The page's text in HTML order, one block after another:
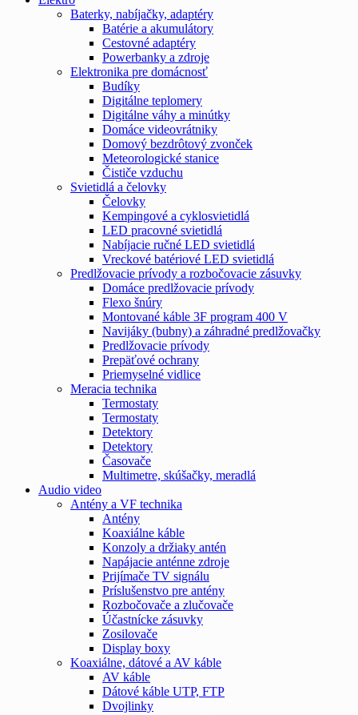
Baterky, nabíjačky, adaptéry
Batérie a akumulátory
Cestovné adaptéry
Powerbanky a zdroje
Elektronika pre domácnosť
Budíky
Digitálne teplomery
Digitálne váhy a minútky
Domáce videovrátniky
Domový bezdrôtový zvonček
Meteorologické stanice
Čističe vzduchu
Svietidlá a čelovky
Čelovky
Kempingové a cyklosvietidlá
LED pracovné svietidlá
Nabíjacie ručné LED svietidlá
Vreckové batériové LED svietidlá
Predlžovacie prívody a rozbočovacie zásuvky
Domáce predlžovacie prívody
Flexo šnúry
Montované káble 3F program 400 V
Navijáky (bubny) a záhradné predlžovačky
Predlžovacie prívody
Prepäťové ochrany
Priemyselné vidlice
Meracia technika
Termostaty
Termostaty
Detektory
Detektory
Časovače
Multimetre, skúšačky, meradlá
Audio video
Antény a VF technika
Antény
Koaxiálne káble
Konzoly a držiaky antén
Napájacie anténne zdroje
Prijímače TV signálu
Príslušenstvo pre antény
Rozbočovače a zlučovače
Účastnícke zásuvky
Zosilovače
Display boxy
Koaxiálne, dátové a AV káble
AV káble
Dátové káble UTP, FTP
Dvojlinky